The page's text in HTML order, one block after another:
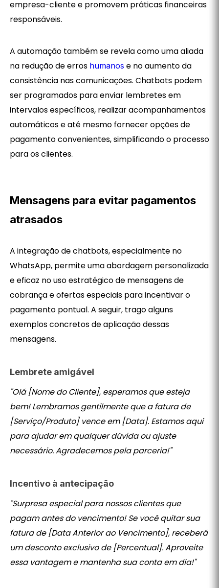
empresa-cliente e promovem práticas financeiras
responsáveis.
A automação também se revela como uma aliada
na redução de erros humanos e no aumento da
consistência nas comunicações. Chatbots podem
ser programados para enviar lembretes em
intervalos específicos, realizar acompanhamentos
automáticos e até mesmo fornecer opções de
pagamento convenientes, simplificando o processo
para os clientes.
Mensagens para evitar pagamentos
atrasados
A integração de chatbots, especialmente no
WhatsApp, permite uma abordagem personalizada
e eficaz no uso estratégico de mensagens de
cobrança e ofertas especiais para incentivar o
pagamento pontual. A seguir, trago alguns
exemplos concretos de aplicação dessas
mensagens.
Lembrete amigável
"Olá [Nome do Cliente], esperamos que esteja
bem! Lembramos gentilmente que a fatura de
[Serviço/Produto] vence em [Data]. Estamos aqui
para ajudar em qualquer dúvida ou ajuste
necessário. Agradecemos pela parceria!"
Incentivo à antecipação
"Surpresa especial para nossos clientes que
pagam antes do vencimento! Se você quitar sua
fatura de [Data Anterior ao Vencimento], receberá
um desconto exclusivo de [Percentual]. Aproveite
essa vantagem e mantenha sua conta em dia!"